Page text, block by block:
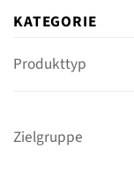
KATEGORIE
Produkttyp
Zielgruppe